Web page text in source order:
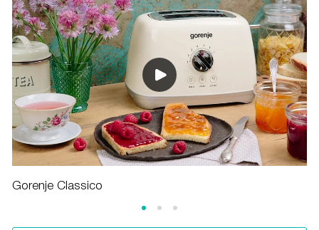
Gorenje Classico